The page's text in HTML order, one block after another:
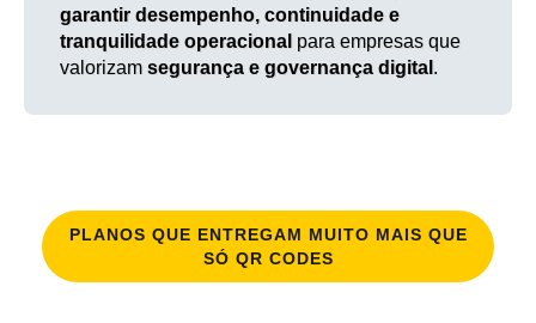
garantir desempenho, continuidade e
tranquilidade operacional para empresas que
valorizam segurança e governança digital .
PLANOS QUE ENTREGAM MUITO MAIS QUE
SÓ QR CODES